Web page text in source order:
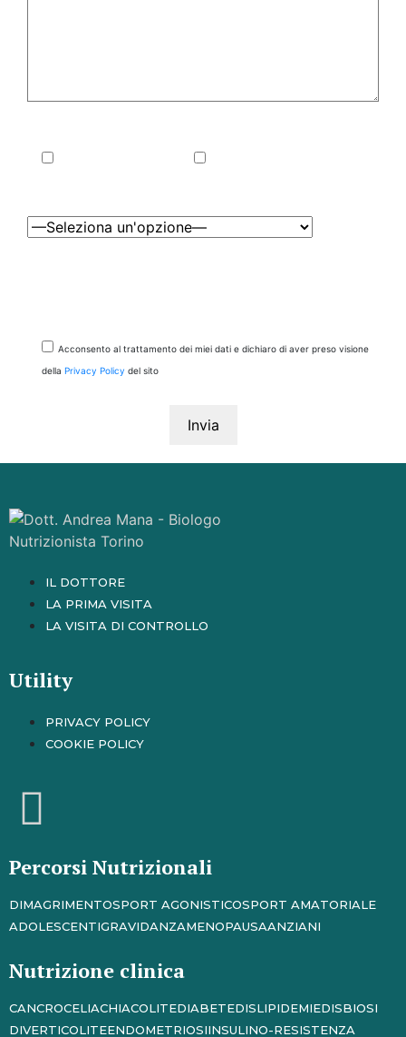
Acconsento al trattamento dei miei dati e dichiaro di aver preso visione
della Privacy Policy del sito
IL DOTTORE
LA PRIMA VISITA
LA VISITA DI CONTROLLO
Utility
PRIVACY POLICY
COOKIE POLICY
Percorsi Nutrizionali
DIMAGRIMENTOSPORT AGONISTICOSPORT AMATORIALE
ADOLESCENTIGRAVIDANZAMENOPAUSAANZIANI
Nutrizione clinica
CANCROCELIACHIACOLITEDIABETEDISLIPIDEMIEDISBIOSI
DIVERTICOLITEENDOMETRIOSIINSULINO-RESISTENZA